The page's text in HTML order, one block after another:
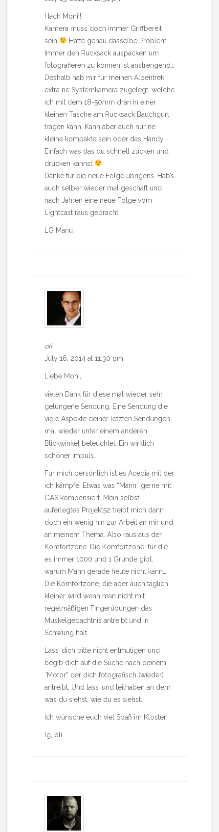
Hach Moni!!
Kamera muss doch immer Griffbereit
sein
Hatte genau dasselbe Problem.
Immer den Rucksack auspacken um
fotografieren zu können ist anstrengend…
Deshalb hab mir für meinen Alpentrek
extra ne Systemkamera zugelegt, welche
ich mit dem 18-50mm dran in einer
kleinen Tasche am Rucksack Bauchgurt
tragen kann. Kann aber auch nur ne
kleine kompakte sein oder das Handy.
Einfach was das du schnell zücken und
drücken kannst
Danke für die neue Folge übrigens. Hab’s
auch selber wieder mal geschaft und
nach Jahren eine neue Folge vom
Lightcast raus gebracht.
LG Manu
oli
July 16, 2014 at 11:30 pm
Liebe Moni,
vielen Dank für diese mal wieder sehr
gelungene Sendung. Eine Sendung die
viele Aspekte deiner letzten Sendungen
mal wieder unter einem anderen
Blickwinkel beleuchtet. Ein wirklich
schöner Impuls.
Für mich persönlich ist es Acedia mit der
ich kämpfe. Etwas was “Mann” gerne mit
GAS kompensiert. Mein selbst
auferlegtes Projekt52 treibt mich dann
doch ein wenig hin zur Arbeit an mir und
an meinem Thema. Also raus aus der
Komfortzone. Die Komfortzone, für die
es immer 1000 und 1 Gründe gibt,
warum Mann gerade heute nicht kann…
Die Komfortzone, die aber auch täglich
kleiner wird wenn man nicht mit
regelmäßigen Fingerübungen das
Muskelgedächtnis antreibt und in
Schwung hält.
Lass’ dich bitte nicht entmutigen und
begib dich auf die Suche nach deinem
“Motor” der dich fotografisch (wieder)
antreibt. Und lass’ und teilhaben an dem
was du siehst, wie du es siehst.
Ich wünsche euch viel Spaß im Kloster!
lg, oli